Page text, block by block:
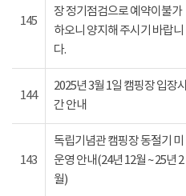
145
장 정기점검으로 예약이불가
하오니 양지해 주시기 바랍니
다.
144
2025년 3월 1일 캠핑장 입장시
간 안내
143
독립기념관 캠핑장 동절기 미
운영 안내(24년 12월 ~ 25년 2
월)